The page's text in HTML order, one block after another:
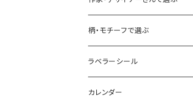
星燈社
ミナペルホネン
BGM
ヨハク
ネクタイ
Hutte paper works
ヨハク
柄・モチーフで選ぶ
フルーツ
食べ物・フード・スイーツ
ラベラーシール
カレンダー